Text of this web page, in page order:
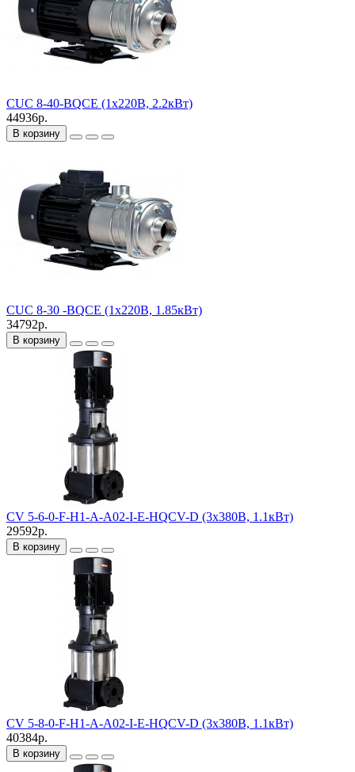
CUC 8-40-BQCE (1х220В, 2.2кВт)
44936р.
В корзину
CUC 8-30 -BQCE (1х220В, 1.85кВт)
34792р.
В корзину
CV 5-6-0-F-H1-A-A02-I-E-HQCV-D (3х380В, 1.1кВт)
29592р.
В корзину
CV 5-8-0-F-H1-A-A02-I-E-HQCV-D (3х380В, 1.1кВт)
40384р.
В корзину